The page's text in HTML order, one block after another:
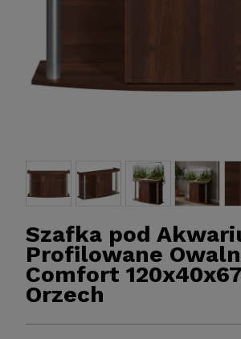
CPF-2500 Samoczyszczący FILTR
Szafka pod
Profilowane
Comfort
Orzech